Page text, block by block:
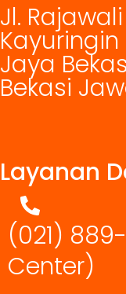
Jl.
Kayuringin
Jaya
Bekasi
Layanan
(021)
Center)